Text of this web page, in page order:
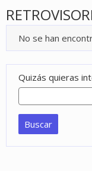
No se han
Quizás quieras